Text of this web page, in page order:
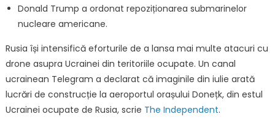
o
bază
de
Donald Trump a ordonat repoziționarea submarinelor
nucleare americane.
Rusia își intensifică eforturile de a lansa mai multe atacuri cu
drone asupra Ucrainei din teritoriile ocupate. Un canal
ucrainean Telegram a declarat că imaginile din iulie arată
lucrări de construcție la aeroportul orașului Donețk, din estul
Ucrainei ocupate de Rusia, scrie The Independent.